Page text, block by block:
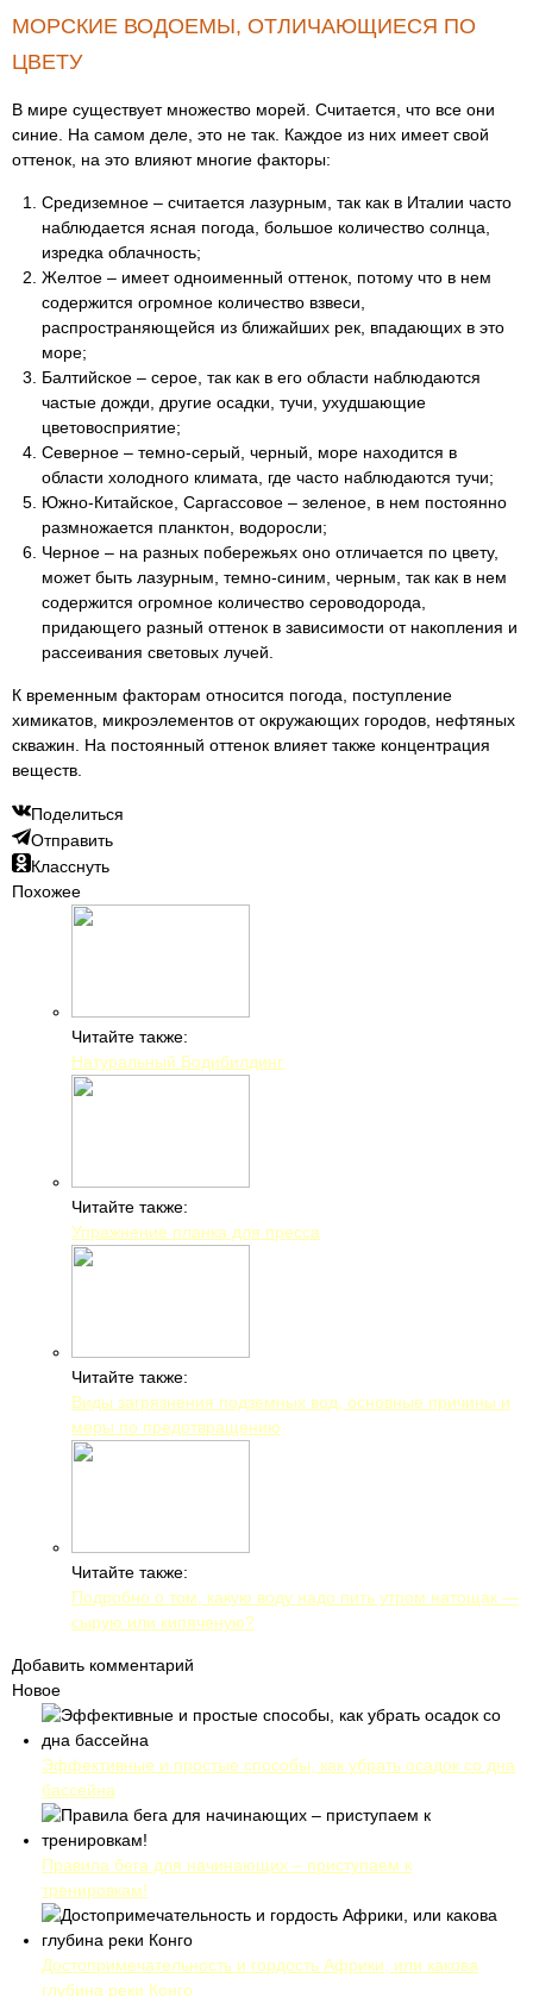
МОРСКИЕ ВОДОЕМЫ, ОТЛИЧАЮЩИЕСЯ ПО
ЦВЕТУ
В мире существует множество морей. Считается, что все они
синие. На самом деле, это не так. Каждое из них имеет свой
оттенок, на это влияют многие факторы:
Средиземное – считается лазурным, так как в Италии часто
наблюдается ясная погода, большое количество солнца,
изредка облачность;
Желтое – имеет одноименный оттенок, потому что в нем
содержится огромное количество взвеси,
распространяющейся из ближайших рек, впадающих в это
море;
Балтийское – серое, так как в его области наблюдаются
частые дожди, другие осадки, тучи, ухудшающие
цветовосприятие;
Северное – темно-серый, черный, море находится в
области холодного климата, где часто наблюдаются тучи;
Южно-Китайское, Саргассовое – зеленое, в нем постоянно
размножается планктон, водоросли;
Черное – на разных побережьях оно отличается по цвету,
может быть лазурным, темно-синим, черным, так как в нем
содержится огромное количество сероводорода,
придающего разный оттенок в зависимости от накопления и
рассеивания световых лучей.
К временным факторам относится погода, поступление
химикатов, микроэлементов от окружающих городов, нефтяных
скважин. На постоянный оттенок влияет также концентрация
веществ.
Поделиться
Отправить
Класснуть
Похожее
Читайте также:
Натуральный Бодибилдинг
Читайте также:
Упражнение планка для пресса
Читайте также:
Виды загрязнения подземных вод, основные причины и
меры по предотвращению
Читайте также:
Подробно о том, какую воду надо пить утром натощак —
сырую или кипяченую?
Добавить комментарий
Новое
Эффективные и простые способы, как убрать осадок со дна
бассейна
Правила бега для начинающих – приступаем к
тренировкам!
Достопримечательность и гордость Африки, или какова
глубина реки Конго